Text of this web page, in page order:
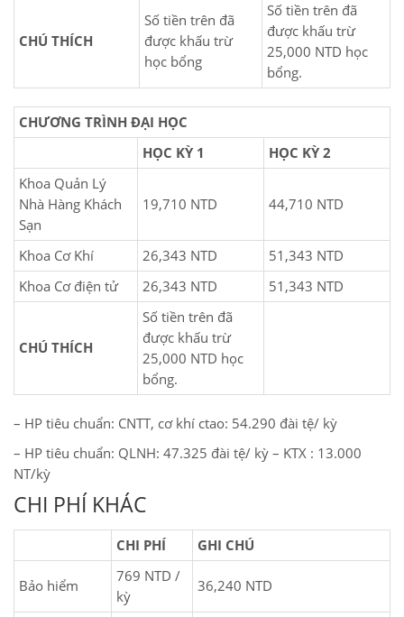
CHÚ THÍCH
Số tiền trên đã
được khấu trừ
học bổng
Số tiền trên đã
được khấu trừ
25,000 NTD học
bổng.
CHƯƠNG TRÌNH ĐẠI HỌC
HỌC KỲ 1
HỌC KỲ 2
Khoa Quản Lý
Nhà Hàng Khách
Sạn
19,710 NTD 44,710 NTD
Khoa Cơ Khí 26,343 NTD
51,343 NTD
Khoa Cơ điện tử
26,343 NTD 51,343 NTD
CHÚ THÍCH
Số tiền trên đã
được khấu trừ
25,000 NTD học
bổng.
– HP tiêu chuẩn: CNTT, cơ khí ctao: 54.290 đài tệ/ kỳ
– HP tiêu chuẩn: QLNH: 47.325 đài tệ/ kỳ – KTX : 13.000
NT/kỳ
CHI PHÍ KHÁC
CHI PHÍ GHI CHÚ
Bảo hiểm
769 NTD /
kỳ
36,240 NTD